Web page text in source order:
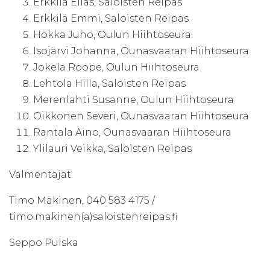
Erkkilä Emmi, Saloisten Reipas
Hökkä Juho, Oulun Hiihtoseura
Isojärvi Johanna, Ounasvaaran Hiihtoseura
Jokela Roope, Oulun Hiihtoseura
Lehtola Hilla, Saloisten Reipas
Merenlahti Susanne, Oulun Hiihtoseura
Oikkonen Severi, Ounasvaaran Hiihtoseura
Rantala Aino, Ounasvaaran Hiihtoseura
Ylilauri Veikka, Saloisten Reipas
Valmentajat:
Timo Mäkinen, 040 583 4175 /
timo.makinen(a)saloistenreipas.fi
Seppo Pulska